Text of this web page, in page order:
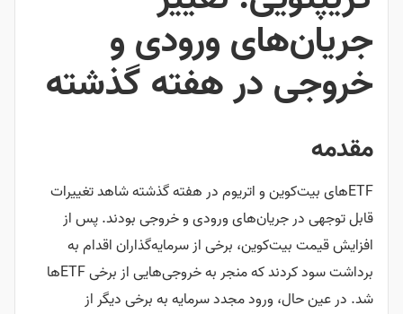
جریان‌های ورودی و
خروجی در هفته گذشته
مقدمه
ETFهای بیت‌کوین و اتریوم در هفته گذشته شاهد تغییرات
قابل توجهی در جریان‌های ورودی و خروجی بودند. پس از
افزایش قیمت بیت‌کوین، برخی از سرمایه‌گذاران اقدام به
برداشت سود کردند که منجر به خروجی‌هایی از برخی ETFها
شد. در عین حال، ورود مجدد سرمایه به برخی دیگر از